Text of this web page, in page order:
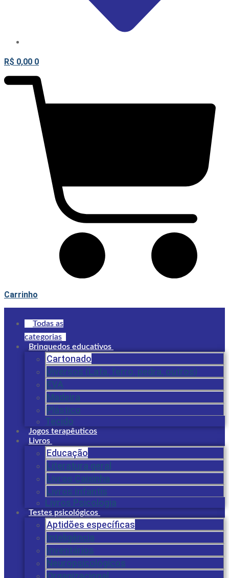
R$ 0,00 0
Carrinho
Todas as
categorias
Brinquedos educativos
Cartonado
Diversos (Lata, ferro, pedra, outros)
EVA
Madeira
Plástico
Tecido
Jogos terapêuticos
Livros
Educação
Literatura geral
Livros Caixinha
Livros Infantis
Livros Psicologia
Testes psicológicos
Aptidões específicas
Inteligência
Inventários
Neuropsicológicos
Organizacional